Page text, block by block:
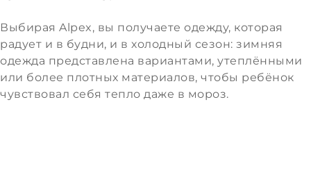
Выбирая Alpex, вы получаете одежду, которая
радует и в будни, и в холодный сезон: зимняя
одежда представлена вариантами, утеплёнными
или более плотных материалов, чтобы ребёнок
чувствовал себя тепло даже в мороз.